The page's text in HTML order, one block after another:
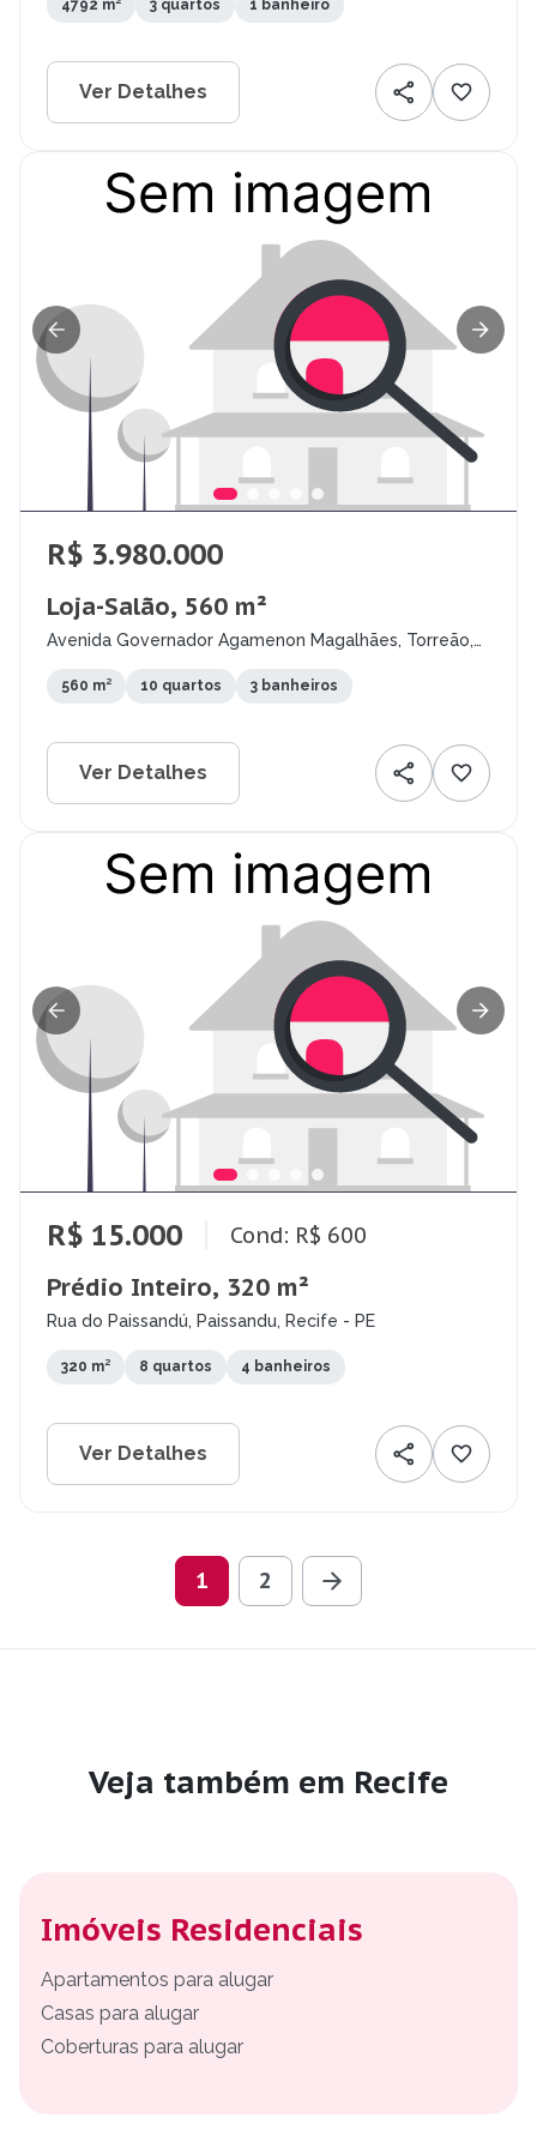
4792 m² 3 quartos 1 banheiro
Ver Detalhes
R$ 3.980.000
Loja-Salão, 560 m²
Avenida Governador Agamenon Magalhães, Torreão,
560 m² 10 quartos 3 banheiros
Ver Detalhes
R$ 15.000 Cond: R$ 600
Prédio Inteiro, 320 m²
Rua do Paissandú, Paissandu, Recife - PE
320 m² 8 quartos 4 banheiros
Ver Detalhes
1 2
Veja também em Recife
Imóveis Residenciais
Apartamentos para alugar
Casas para alugar
Coberturas para alugar